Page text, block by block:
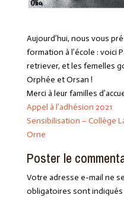
Aujourd’hui, nous vous
formation à l’école : voici
retriever, et les femelles
Orphée et Orsan !
Merci à leur familles
Appel à l’adhésion 2021
Sensibilisation – Collège
Orne
Poster le
Votre adresse e-mail ne
obligatoires sont indiqués